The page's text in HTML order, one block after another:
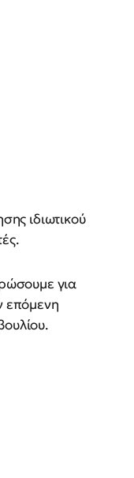
ιδιωτικού
για
επόμενη